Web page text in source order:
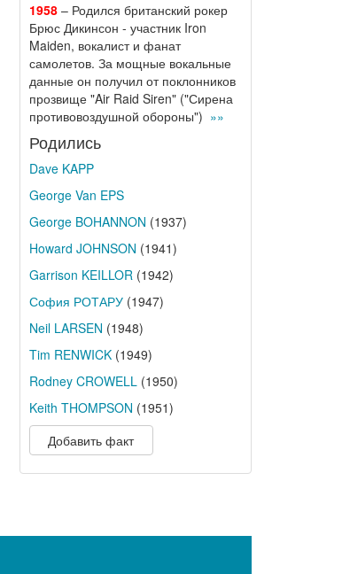
1958– Родился британский рокер
Брюс Дикинсон - участник Iron
Maiden, вокалист и фанат
самолетов. За мощные вокальные
данные он получил от поклонников
прозвище "Air Raid Siren" ("Сирена
противовоздушной обороны") »»
Родились
Dave KAPP
George Van EPS
George BOHANNON (1937)
Howard JOHNSON (1941)
Garrison KEILLOR(1942)
София РОТАРУ(1947)
Neil LARSEN (1948)
Tim RENWICK(1949)
Rodney CROWELL(1950)
Keith THOMPSON (1951)
Добавить факт